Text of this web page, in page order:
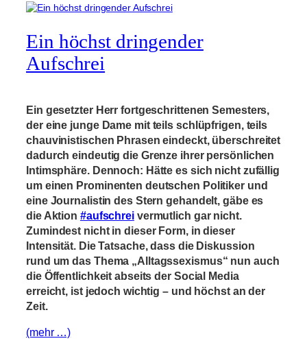
Ein höchst dringender
Aufschrei
Ein gesetzter Herr fortgeschrittenen Semesters,
der eine junge Dame mit teils schlüpfrigen, teils
chauvinistischen Phrasen eindeckt, überschreitet
dadurch eindeutig die Grenze ihrer persönlichen
Intimsphäre. Dennoch: Hätte es sich nicht zufällig
um einen Prominenten deutschen Politiker und
eine Journalistin des Stern gehandelt, gäbe es
die Aktion #aufschreivermutlich gar nicht.
Zumindest nicht in dieser Form, in dieser
Intensität. Die Tatsache, dass die Diskussion
rund um das Thema „Alltagssexismus“ nun auch
die Öffentlichkeit abseits der Social Media
erreicht, ist jedoch wichtig – und höchst an der
Zeit.
(mehr …)